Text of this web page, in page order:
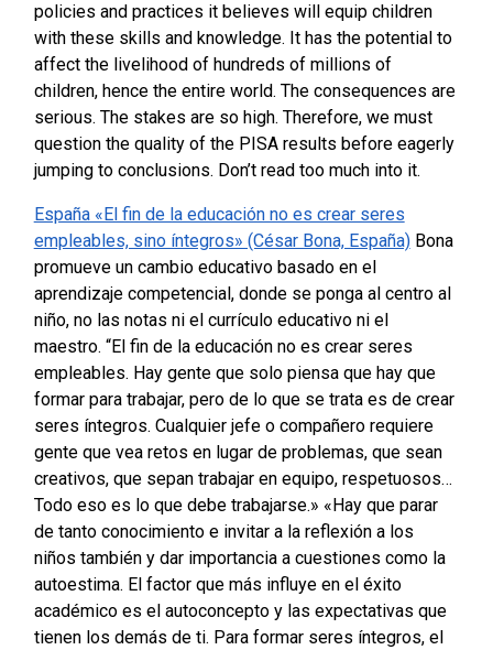
policies and practices it believes will equip children
with these skills and knowledge. It has the potential to
affect the livelihood of hundreds of millions of
children, hence the entire world. The consequences are
serious. The stakes are so high. Therefore, we must
question the quality of the PISA results before eagerly
jumping to conclusions. Don’t read too much into it.
España «El fin de la educación no es crear seres
empleables, sino íntegros» (César Bona, España) Bona
promueve un cambio educativo basado en el
aprendizaje competencial, donde se ponga al centro al
niño, no las notas ni el currículo educativo ni el
maestro. “El fin de la educación no es crear seres
empleables. Hay gente que solo piensa que hay que
formar para trabajar, pero de lo que se trata es de crear
seres íntegros. Cualquier jefe o compañero requiere
gente que vea retos en lugar de problemas, que sean
creativos, que sepan trabajar en equipo, respetuosos…
Todo eso es lo que debe trabajarse.» «Hay que parar
de tanto conocimiento e invitar a la reflexión a los
niños también y dar importancia a cuestiones como la
autoestima. El factor que más influye en el éxito
académico es el autoconcepto y las expectativas que
tienen los demás de ti. Para formar seres íntegros, el